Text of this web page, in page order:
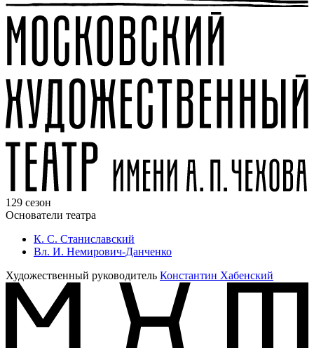
129 сезон
Основатели театра
К. С. Станиславский
Вл. И. Немирович-Данченко
Художественный руководитель Константин Хабенский